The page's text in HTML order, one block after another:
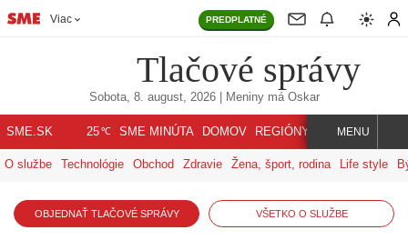
Viac PREDPLATNÉ
Tlačové správy
Sobota, 8. august, 2026| Meniny má Oskar
SME.SK 25℃ SME MINÚTA DOMOV REGIÓNY INDEX SVET
MENU
O službe Technológie Obchod Zdravie Žena, šport, rodina Life style
OBJEDNAŤ TLAČOVÉ SPRÁVY VŠETKO O SLUŽBE